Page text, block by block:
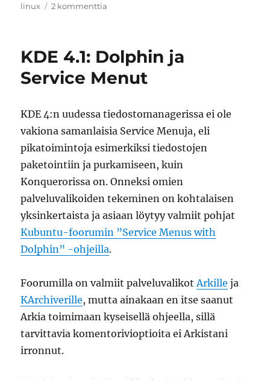
linux 2 kommenttia
elokuvan
katseleminen
Linuxissa
KDE 4.1: Dolphin ja
Service Menut
KDE 4:n uudessa tiedostomanagerissa ei ole
vakiona samanlaisia Service Menuja, eli
pikatoimintoja esimerkiksi tiedostojen
paketointiin ja purkamiseen, kuin
Konquerorissa on. Onneksi omien
palveluvalikoiden tekeminen on kohtalaisen
yksinkertaista ja asiaan löytyy valmiit pohjat
Kubuntu-foorumin ”Service Menus with
Dolphin” -ohjeilla.
Foorumilla on valmiit palveluvalikotArkille ja
KArchiverille, mutta ainakaan en itse saanut
Arkia toimimaan kyseisellä ohjeella, sillä
tarvittavia komentorivioptioita ei Arkistani
irronnut.